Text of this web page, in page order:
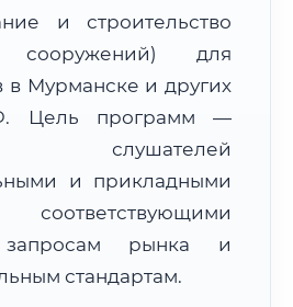
4–6 рабочих дней
ФИС ФРДО
и строительство
для
в Мурманске и других
Цель программ —
слушателей
и прикладными
запросам рынка и
стандартам.